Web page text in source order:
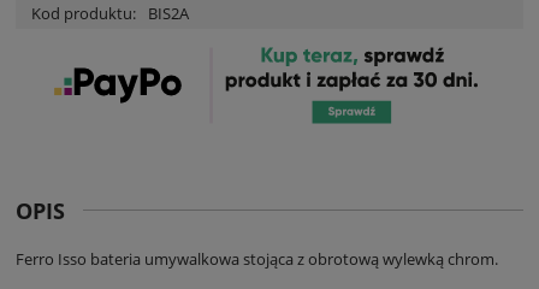
Kod produktu: BIS2A
OPIS
Ferro Isso bateria umywalkowa stojąca z obrotową wylewką chrom.